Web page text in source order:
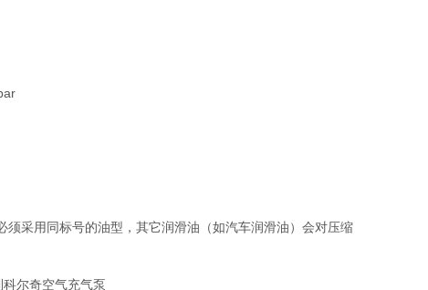
采用同标号的油型，其它润滑油（如汽车润滑油）会对压缩